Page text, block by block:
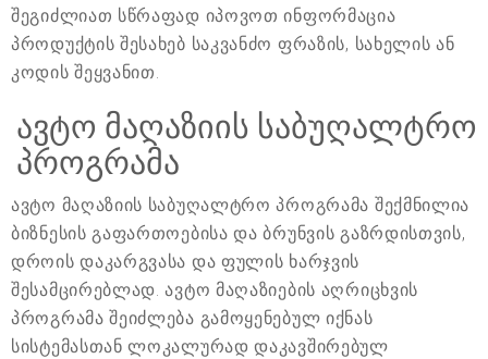
შეგიძლიათ სწრაფად იპოვოთ ინფორმაცია
პროდუქტის შესახებ საკვანძო ფრაზის, სახელის ან
კოდის შეყვანით.
ავტო მაღაზიის საბუღალტრო
პროგრამა
ავტო მაღაზიის საბუღალტრო პროგრამა შექმნილია
ბიზნესის გაფართოებისა და ბრუნვის გაზრდისთვის,
დროის დაკარგვასა და ფულის ხარჯვის
შესამცირებლად. ავტო მაღაზიების აღრიცხვის
პროგრამა შეიძლება გამოყენებულ იქნას
სისტემასთან ლოკალურად დაკავშირებულ